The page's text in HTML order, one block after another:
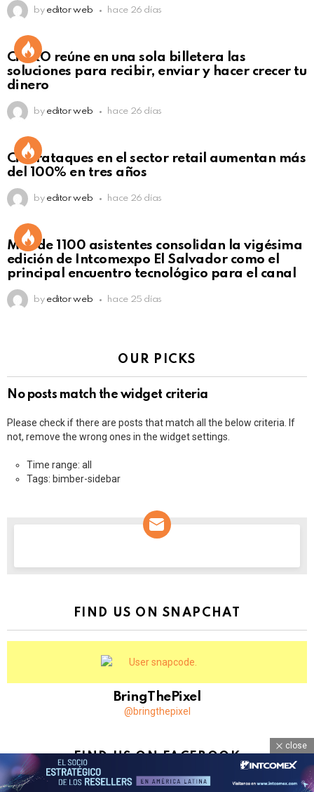
by editor web hace 26 días
Not Safe For Work
Click to view this post
CiNKO reúne en una sola billetera las
soluciones para recibir, enviar y hacer crecer tu
dinero
by editor web hace 26 días
Ciberataques en el sector retail aumentan más
del 100% en tres años
by editor web hace 26 días
Más de 1100 asistentes consolidan la vigésima
edición de Intcomexpo El Salvador como el
principal encuentro tecnológico para el canal
by editor web hace 25 días
OUR PICKS
No posts match the widget criteria
Please check if there are posts that match all the below criteria. If
not, remove the wrong ones in the widget settings.
Time range: all
Tags: bimber-sidebar
FIND US ON SNAPCHAT
BringThePixel
@bringthepixel
FIND US ON FACEBOOK
close